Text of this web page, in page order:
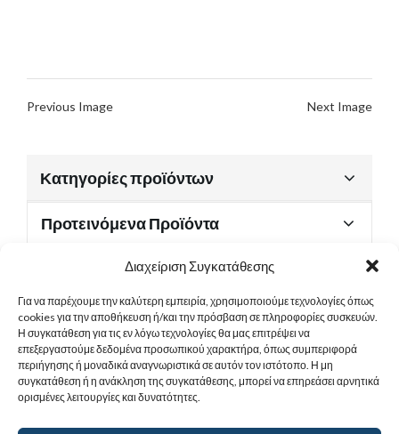
Διαχείριση Συγκατάθεσης
Για να παρέχουμε την καλύτερη εμπειρία, χρησιμοποιούμε τεχνολογίες όπως
cookies για την αποθήκευση ή/και την πρόσβαση σε πληροφορίες συσκευών.
Η συγκατάθεση για τις εν λόγω τεχνολογίες θα μας επιτρέψει να
επεξεργαστούμε δεδομένα προσωπικού χαρακτήρα, όπως συμπεριφορά
περιήγησης ή μοναδικά αναγνωριστικά σε αυτόν τον ιστότοπο. Η μη
συγκατάθεση ή η ανάκληση της συγκατάθεσης, μπορεί να επηρεάσει αρνητικά
ορισμένες λειτουργίες και δυνατότητες.
Previous Image Next Image
Κατηγορίες προϊόντων
Προτεινόμενα Προϊόντα
Χρήσιμα Έγγραφα
Sitemap
Στοιχεία Επικοινωνίας